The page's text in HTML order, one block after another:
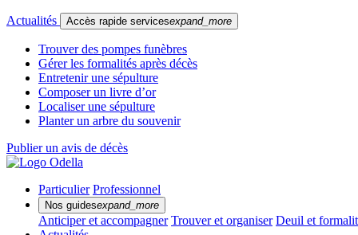
Actualités Accès rapide servicesexpand_more
Trouver des pompes funèbres
Gérer les formalités après décès
Entretenir une sépulture
Composer un livre d’or
Localiser une sépulture
Planter un arbre du souvenir
Publier un avis de décès
Particulier Professionnel
Nos guidesexpand_more
Anticiper et accompagner Trouver et organiser Deuil et